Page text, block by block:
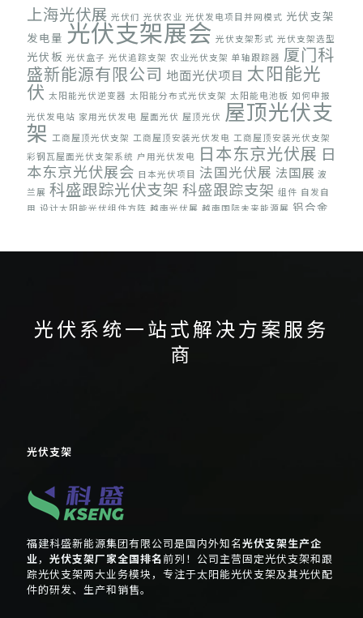
上海光伏展 光伏们 光伏农业 光伏发电项目并网模式 光伏支架
发电量 光伏支架展会 光伏支架形式 光伏支架选型
光伏板 光伏盒子 光伏追踪支架 农业光伏支架 单轴跟踪器 厦门科
盛新能源有限公司 地面光伏项目 太阳能光
伏 太阳能光伏逆变器 太阳能分布式光伏支架 太阳能电池板 如何申报
光伏发电站 家用光伏发电 屋面光伏 屋顶光伏 屋顶光伏支
架 工商屋顶光伏支架 工商屋顶安装光伏发电 工商屋顶安装光伏支架
彩钢瓦屋面光伏支架系统 户用光伏发电 日本东京光伏展 日
本东京光伏展会 日本光伏项目 法国光伏展 法国展 波
兰展 科盛跟踪光伏支架 科盛跟踪支架 组件 自发自
用 设计太阳能光伏组件方阵 越南光伏展 越南国际未来能源展 铝合金
光伏系统一站式解决方案服务
商
光伏支架
福建科盛新能源集团有限公司是国内外知名光伏支架生产企
业， 光伏支架厂家全国排名前列！公司主营固定光伏支架和跟
踪光伏支架两大业务模块，专注于太阳能光伏支架及其光伏配
件的研发、生产和销售。